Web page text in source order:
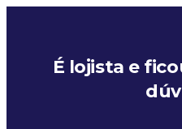
É lojista e